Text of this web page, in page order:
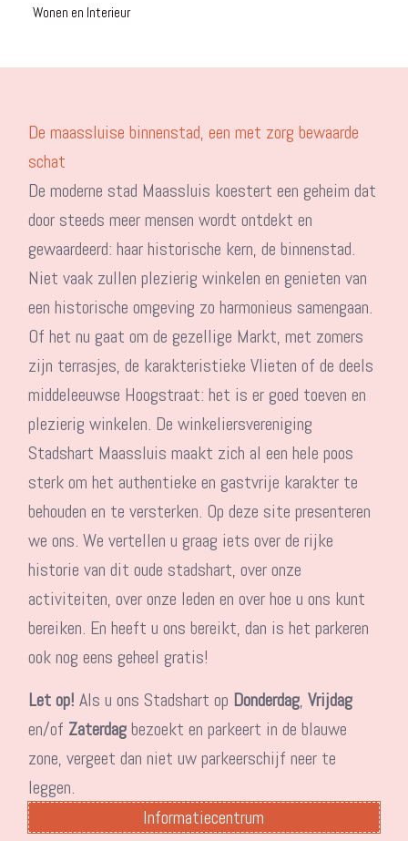
Wonen en Interieur
De maassluise binnenstad, een met zorg bewaarde
schat
De moderne stad Maassluis koestert een geheim dat
door steeds meer mensen wordt ontdekt en
gewaardeerd: haar historische kern, de binnenstad.
Niet vaak zullen plezierig winkelen en genieten van
een historische omgeving zo harmonieus samengaan.
Of het nu gaat om de gezellige Markt, met zomers
zijn terrasjes, de karakteristieke Vlieten of de deels
middeleeuwse Hoogstraat: het is er goed toeven en
plezierig winkelen. De winkeliersvereniging
Stadshart Maassluis maakt zich al een hele poos
sterk om het authentieke en gastvrije karakter te
behouden en te versterken. Op deze site presenteren
we ons. We vertellen u graag iets over de rijke
historie van dit oude stadshart, over onze
activiteiten, over onze leden en over hoe u ons kunt
bereiken. En heeft u ons bereikt, dan is het parkeren
ook nog eens geheel gratis!
Let op! Als u ons Stadshart op Donderdag,Vrijdag
en/of Zaterdagbezoekt en parkeert in de blauwe
zone, vergeet dan niet uw parkeerschijf neer te
leggen.
Informatiecentrum